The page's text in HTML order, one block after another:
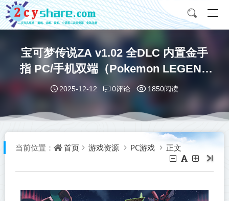
宝可梦传说ZA v1.02 全DLC 内置金手
指 PC/手机双端（Pokemon LEGEND
Z-A）中文版网盘下载
2025-12-12 0评论 1850阅读
当前位置： 首页 游戏资源 PC游戏 正文